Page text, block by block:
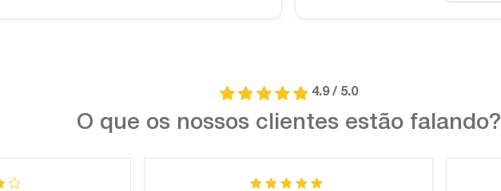
4.9 / 5.0
O que os nossos clientes estão falando?